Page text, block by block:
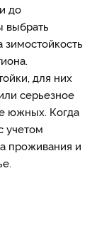
до
выбрать
для них
серьезное
южных. Когда
учетом
проживания и